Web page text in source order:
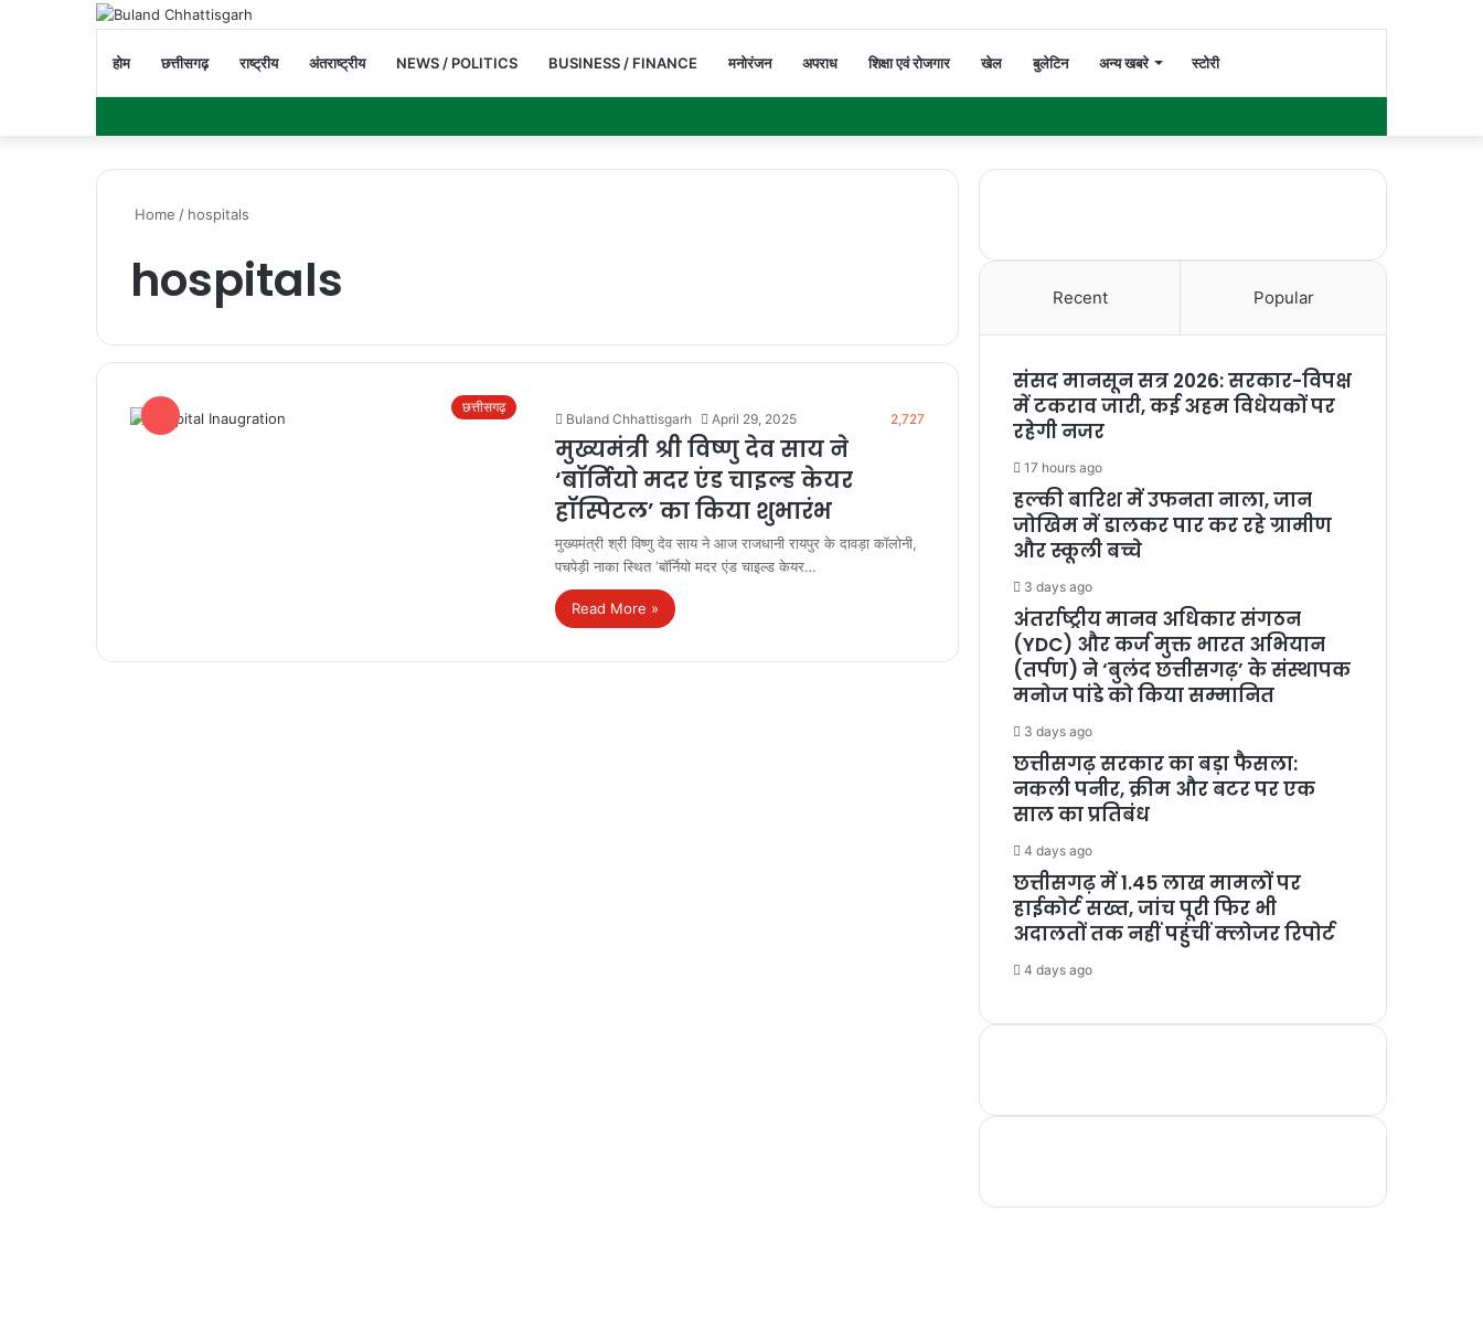
होम छत्तीसगढ़ राष्ट्रीय अंतराष्ट्रीय NEWS / POLITICS BUSINESS / FINANCE मनोरंजन अपराध शिक्षा एवं रोजगार खेल बुलेटिन अन्य खबरे स्टोरी
Home / hospitals
hospitals
छत्तीसगढ़
Buland Chhattisgarh April 29, 2025 2,727
मुख्यमंत्री श्री विष्णु देव साय ने
‘बॉर्नियो मदर एंड चाइल्ड केयर
हॉस्पिटल’ का किया शुभारंभ
मुख्यमंत्री श्री विष्णु देव साय ने आज राजधानी रायपुर के दावड़ा कॉलोनी,
पचपेड़ी नाका स्थित ‘बॉर्नियो मदर एंड चाइल्ड केयर…
Read More »
Recent Popular
संसद मानसून सत्र 2026: सरकार-विपक्ष
में टकराव जारी, कई अहम विधेयकों पर
रहेगी नजर
17 hours ago
हल्की बारिश में उफनता नाला, जान
जोखिम में डालकर पार कर रहे ग्रामीण
और स्कूली बच्चे
3 days ago
अंतर्राष्ट्रीय मानव अधिकार संगठन
(YDC) और कर्ज मुक्त भारत अभियान
(तर्पण) ने ‘बुलंद छत्तीसगढ़’ के संस्थापक
मनोज पांडे को किया सम्मानित
3 days ago
छत्तीसगढ़ सरकार का बड़ा फैसला:
नकली पनीर, क्रीम और बटर पर एक
साल का प्रतिबंध
4 days ago
छत्तीसगढ़ में 1.45 लाख मामलों पर
हाईकोर्ट सख्त, जांच पूरी फिर भी
अदालतों तक नहीं पहुंचीं क्लोजर रिपोर्ट
4 days ago